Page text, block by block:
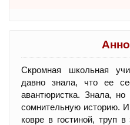
Скромная школьная
давно знала, что ее
авантюристка. Знала,
сомнительную историю.
ковре в гостиной, труп